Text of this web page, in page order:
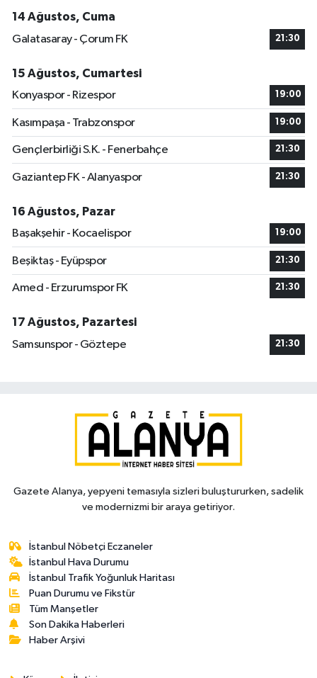
14 Ağustos, Cuma
Galatasaray - Çorum FK
21:30
15 Ağustos, Cumartesi
Konyaspor - Rizespor
19:00
Kasımpaşa - Trabzonspor 19:00
Gençlerbirliği S.K. - Fenerbahçe 21:30
Gaziantep FK - Alanyaspor 21:30
16 Ağustos, Pazar
Başakşehir - Kocaelispor
19:00
Beşiktaş - Eyüpspor 21:30
Amed - Erzurumspor FK 21:30
17 Ağustos, Pazartesi
Samsunspor - Göztepe
21:30
Gazete Alanya, yepyeni temasıyla sizleri buluştururken, sadelik
ve modernizmi bir araya getiriyor.
İstanbul Nöbetçi Eczaneler
İstanbul Hava Durumu
İstanbul Trafik Yoğunluk Haritası
Puan Durumu ve Fikstür
Tüm Manşetler
Son Dakika Haberleri
Haber Arşivi